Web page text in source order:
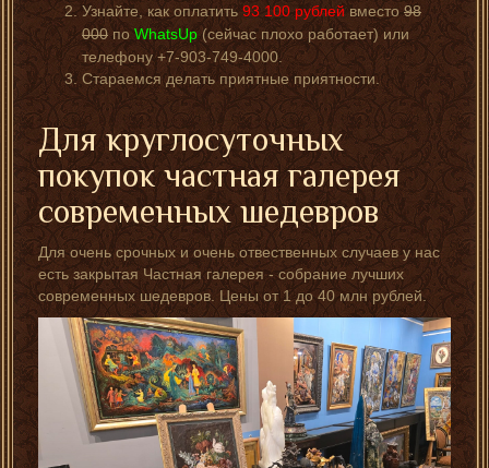
Узнайте, как оплатить93 100 рублейвместо98
000 поWhatsUp (сейчас плохо работает) или
телефону +7-903-749-4000.
Стараемся делать приятные приятности.
Для круглосуточных
покупок частная галерея
современных шедевров
Для очень срочных и очень отвественных случаев у нас
есть закрытая Частная галерея - собрание лучших
современных шедевров. Цены от 1 до 40 млн рублей.